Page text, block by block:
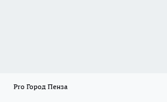
Pro Город Пенза